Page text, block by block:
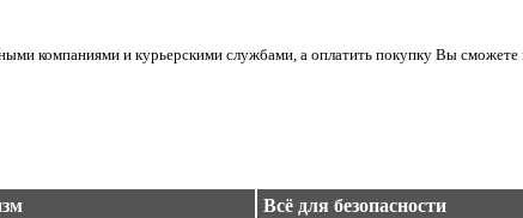
компаниями и курьерскими службами, а оплатить покупку Вы
Всё для безопасности